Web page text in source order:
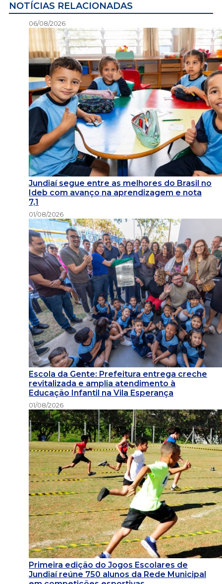
NOTÍCIAS RELACIONADAS
06/08/2026
Jundiaí segue entre as melhores do Brasil no
Ideb com avanço na aprendizagem e nota
7,1
01/08/2026
Escola da Gente: Prefeitura entrega creche
revitalizada e amplia atendimento à
Educação Infantil na Vila Esperança
01/08/2026
Primeira edição do Jogos Escolares de
Jundiaí reúne 750 alunos da Rede Municipal